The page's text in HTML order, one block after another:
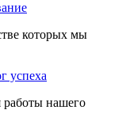
которых мы
успеха
работы нашего